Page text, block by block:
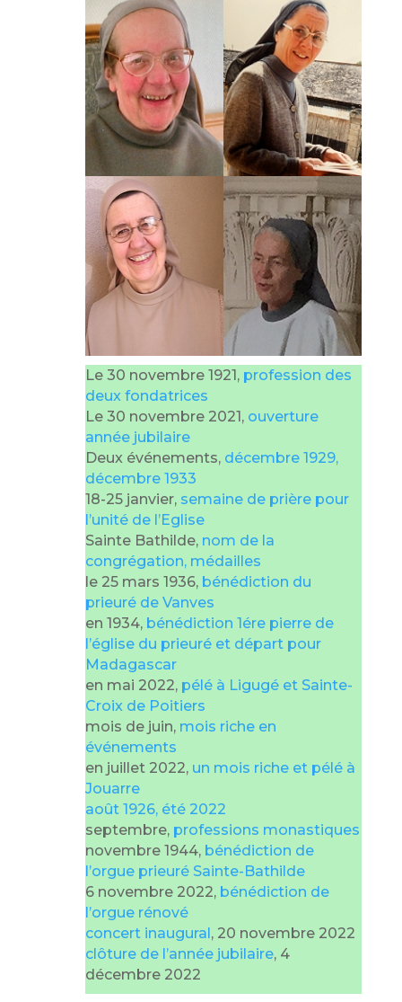
Le 30 novembre 1921, profession des
deux fondatrices
Le 30 novembre 2021, ouverture
année jubilaire
Deux événements, décembre 1929,
décembre 1933
18-25 janvier, semaine de prière pour
l’unité de l’Eglise
Sainte Bathilde, nom de la
congrégation, médailles
le 25 mars 1936, bénédiction du
prieuré de Vanves
en 1934, bénédiction 1ére pierre de
l’église du prieuré et départ pour
Madagascar
en mai 2022, pélé à Ligugé et Sainte-
Croix de Poitiers
mois de juin, mois riche en
événements
en juillet 2022, un mois riche et pélé à
Jouarre
août 1926, été 2022
septembre, professions monastiques
novembre 1944, bénédiction de
l’orgue prieuré Sainte-Bathilde
6 novembre 2022, bénédiction de
l’orgue rénové
concert inaugural , 20 novembre 2022
clôture de l’année jubilaire, 4
décembre 2022